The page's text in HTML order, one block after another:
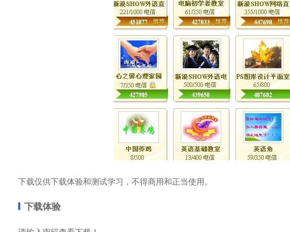
下载仅供下载体验和测试学习，不得商用和正当使用。
下载体验